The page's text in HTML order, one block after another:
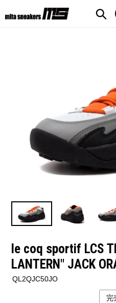
ン
le coq sportif LCS
LANTERN" JACK
QL2QJC50JO
完